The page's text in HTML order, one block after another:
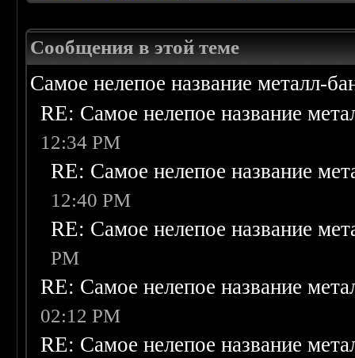
Сообщения в этой теме
Самое нелепое название металл-
RE: Самое нелепое название
12:34 PM
RE: Самое нелепое название
12:40 PM
RE: Самое нелепое название
PM
RE: Самое нелепое название
02:12 PM
RE: Самое нелепое название